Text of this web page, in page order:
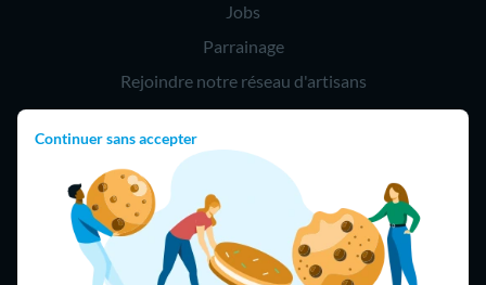
Continuer sans accepter
Jobs
Parrainage
Rejoindre notre réseau d'artisans
Hello !
09 75 18 60 60
(8h-21h)
75018 Paris